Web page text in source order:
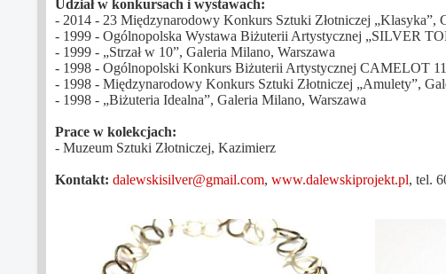
Udział w konkursach i wystawach:
- 2014 - 23 Międzynarodowy Konkurs Sztuki Złotniczej „Klasyka”,
- 1999 - Ogólnopolska Wystawa Biżuterii Artystycznej „SILVER
- 1999 - „Strzał w 10”, Galeria Milano, Warszawa
- 1998 - Ogólnopolski Konkurs Biżuterii Artystycznej CAMELOT
- 1998 - Międzynarodowy Konkurs Sztuki Złotniczej „Amulety”,
- 1998 - „Biżuteria Idealna”, Galeria Milano, Warszawa
Prace w kolekcjach:
- Muzeum Sztuki Złotniczej, Kazimierz
Kontakt: dalewskisilver@gmail.com, www.dalewskiprojekt.pl, tel.